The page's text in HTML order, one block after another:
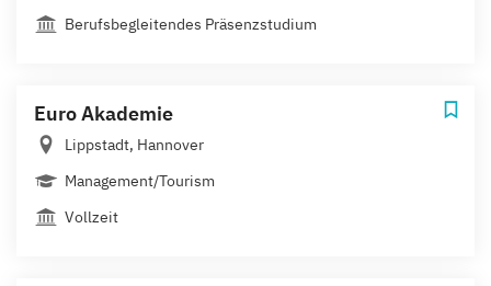
Berufsbegleitendes Präsenzstudium
Euro Akademie
Lippstadt, Hannover
Management/Tourism
Vollzeit